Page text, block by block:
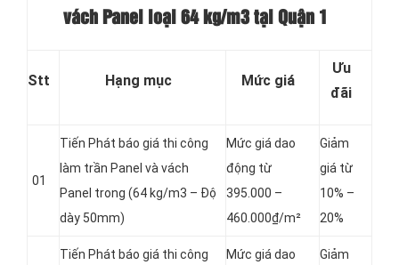
vách Panel loại 64 kg/m3 tại Quận 1
Stt Hạng mục Mức giá
Ưu
đãi
01
Tiến Phát báo giá thi công
làm trần Panel và vách
Panel trong (64 kg/m3 – Độ
dày 50mm)
Mức giá dao
động từ
395.000 –
460.000₫/m²
Giảm
giá từ
10% –
20%
Tiến Phát báo giá thi công
Mức giá dao
Giảm